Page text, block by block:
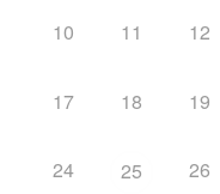
10 11 12
17 18 19
24 25 26